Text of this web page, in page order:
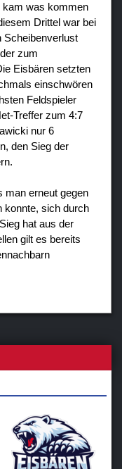
kam was kommen
Drittel war bei
Scheibenverlust
zum
Eisbären setzten
einschwören
Feldspieler
Treffer zum 4:7
nur 6
den Sieg der
man erneut gegen
konnte, sich durch
hat aus der
gilt es bereits